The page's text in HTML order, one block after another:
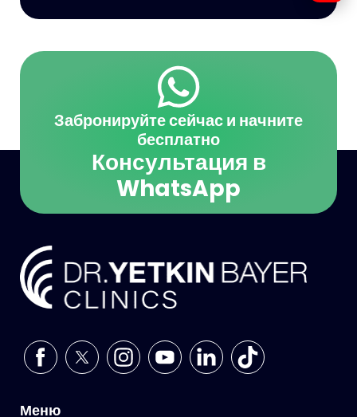
Забронируйте сейчас и начните
бесплатно
Консультация в
WhatsApp
Меню